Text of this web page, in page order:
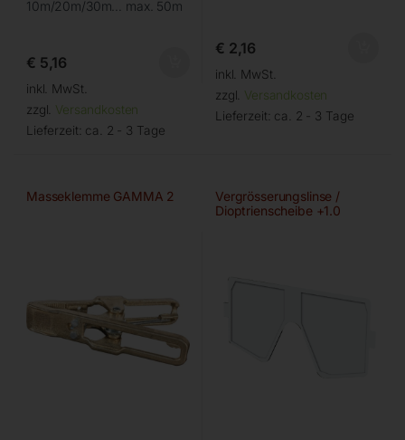
10m/20m/30m… max. 50m
€ 5,16
inkl. MwSt.
zzgl. Versandkosten
Lieferzeit: ca. 2 - 3 Tage
€ 2,16
inkl. MwSt.
zzgl. Versandkosten
Lieferzeit: ca. 2 - 3 Tage
Masseklemme GAMMA 2
Vergrösserungslinse /
Dioptrienscheibe +1.0